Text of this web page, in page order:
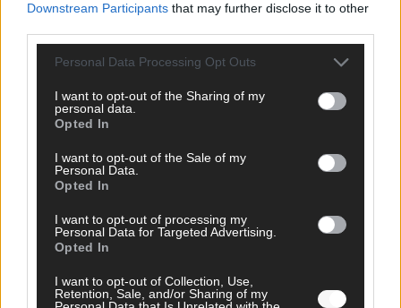
Downstream Participants that may further disclose it to other
Personal Data Processing Opt Outs
I want to opt-out of the Sharing of my
personal data.
Opted In
I want to opt-out of the Sale of my
Personal Data.
Opted In
I want to opt-out of processing my
Personal Data for Targeted Advertising.
Opted In
I want to opt-out of Collection, Use,
Retention, Sale, and/or Sharing of my
AD